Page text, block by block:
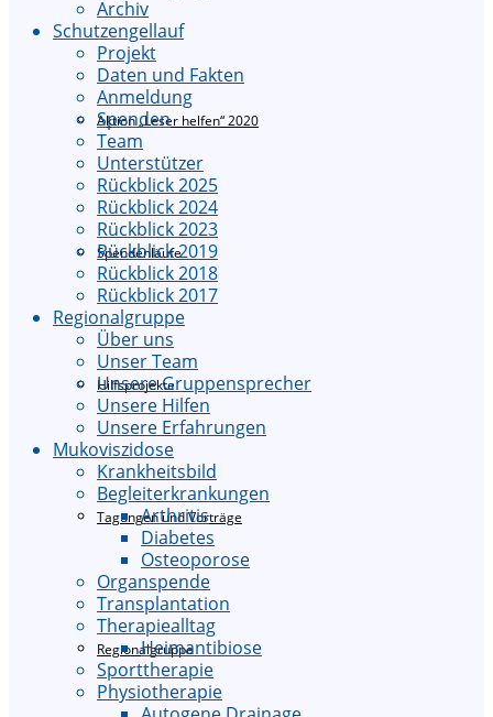
Aktion „Leser helfen“ 2020
Spendenläufe
Hilfsprojekte
Tagungen und Vorträge
Regionalgruppe
Archiv
Schutzengellauf
Projekt
Daten und Fakten
Anmeldung
Spenden
Team
Unterstützer
Rückblick 2025
Rückblick 2024
Rückblick 2023
Rückblick 2019
Rückblick 2018
Rückblick 2017
Regionalgruppe
Über uns
Unser Team
Unsere Gruppensprecher
Unsere Hilfen
Unsere Erfahrungen
Mukoviszidose
Krankheitsbild
Begleiterkrankungen
Arthritis
Diabetes
Osteoporose
Organspende
Transplantation
Therapiealltag
Heimantibiose
Sporttherapie
Physiotherapie